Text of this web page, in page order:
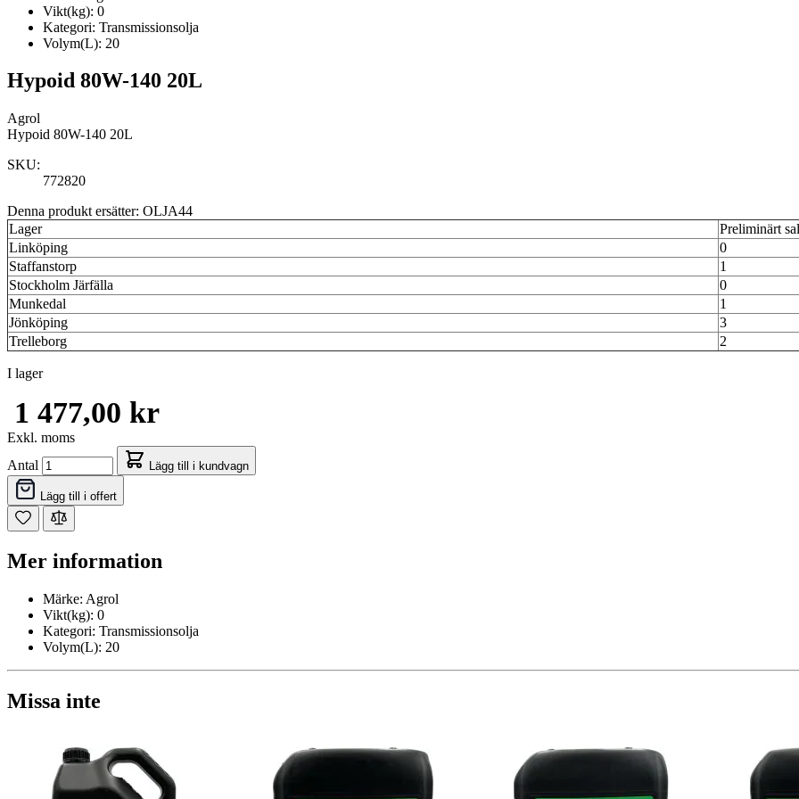
Vikt(kg): 0
Kategori: Transmissionsolja
Volym(L): 20
Hypoid 80W-140 20L
Agrol
Hypoid 80W-140 20L
SKU:
772820
Denna produkt ersätter: OLJA44
Lager
Preliminärt
Linköping
0
Staffanstorp
1
Stockholm Järfälla
0
Munkedal
1
Jönköping
3
Trelleborg
2
I lager
1 477,00 kr
Exkl. moms
Antal
Lägg till i kundvagn
Lägg till i offert
Mer information
Märke: Agrol
Vikt(kg): 0
Kategori: Transmissionsolja
Volym(L): 20
Missa inte